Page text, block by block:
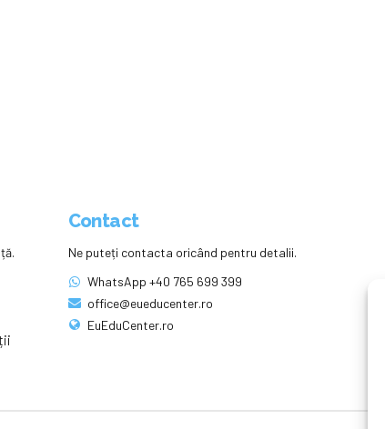
Contact
Ne puteți contacta oricând pentru detalii.
WhatsApp +40 765 699 399
office@eueducenter.ro
EuEduCenter.ro